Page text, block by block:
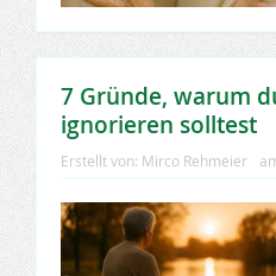
7 Gründe, warum
ignorieren solltest
Erstellt von: Mirco Rehmeier